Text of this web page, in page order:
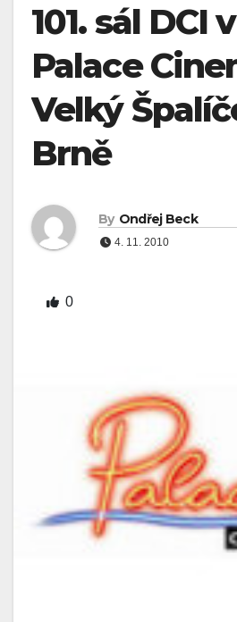
101. sál DCI
Palace
Velký
Brně
By Ondřej Beck
4. 11. 2010
0